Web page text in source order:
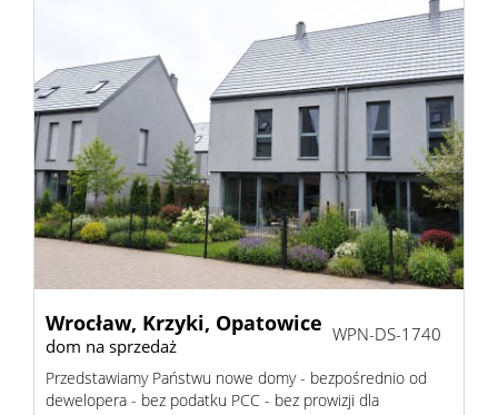
Wrocław, Krzyki, Opatowice
dom na sprzedaż
WPN-DS-1740
Przedstawiamy Państwu nowe domy - bezpośrednio od
dewelopera - bez podatku PCC - bez prowizji dla